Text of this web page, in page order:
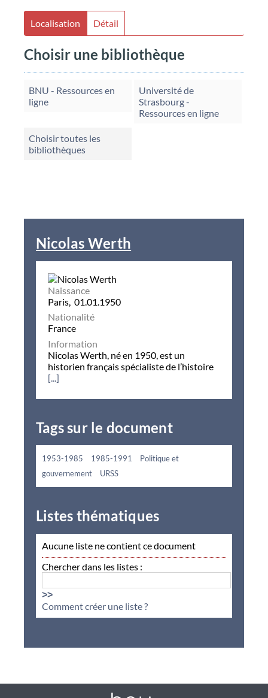
Localisation Détail
Choisir une bibliothèque
BNU - Ressources en
ligne
Université de
Strasbourg -
Ressources en ligne
Choisir toutes les
bibliothèques
Nicolas Werth
Naissance
Paris, 01.01.1950
Nationalité
France
Information
Nicolas Werth, né en 1950, est un
historien français spécialiste de l’histoire
[...]
Tags sur le document
1953-1985 1985-1991
Politique et
gouvernement
URSS
Listes thématiques
Aucune liste ne contient ce document
Chercher dans les listes :
>>
Comment créer une liste ?